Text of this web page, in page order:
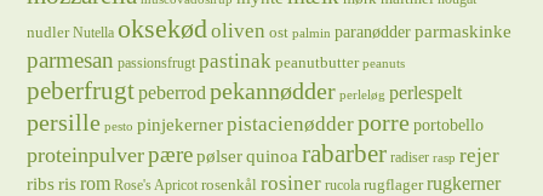
nudler Nutella oksekødoliven ost palmin paranødder parmaskinke
parmesan passionsfrugt pastinak peanutbutter peanuts
peberfrugtpeberrodpekannødder perleløg perlespelt
persille pesto pinjekerner pistacienødderporre portobello
proteinpulverpære pølser quinoa rabarber radiser rasp rejer
ribs risrom Rose's Apricot rosenkål rosiner rucola rugflager rugkerner